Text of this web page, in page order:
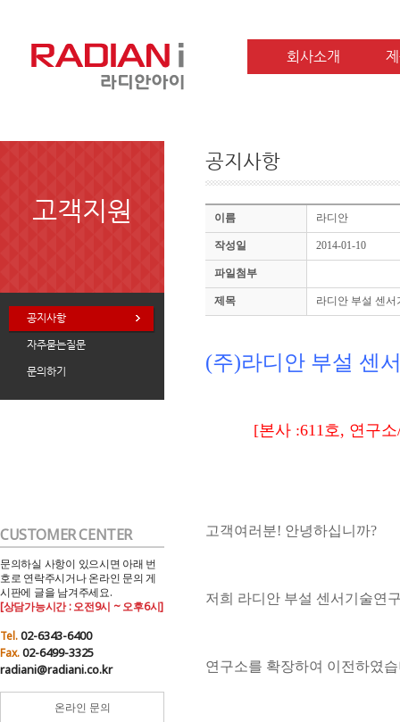
회사소개
고객지원
공지사항
자주묻는질문
문의하기
CUSTOMER CENTER
문의하실 사항이 있으시면 아래 번
호로 연락주시거나 온라인 문의 게
시판에 글을 남겨주세요.
[상담가능시간 : 오전9시 ~ 오후6시]
Tel.02-6343-6400
Fax.02-6499-3325
radiani@radiani.co.kr
온라인 문의
공지사항
이름 라디안
작성일 2014-01-10
파일첨부
제목 라디안 부설 센
(주)라디안 부설 센
[본사 :611호, 연구
고객여러분! 안녕하십니까?
저희 라디안 부설 센서기술연
연구소를 확장하여 이전하였